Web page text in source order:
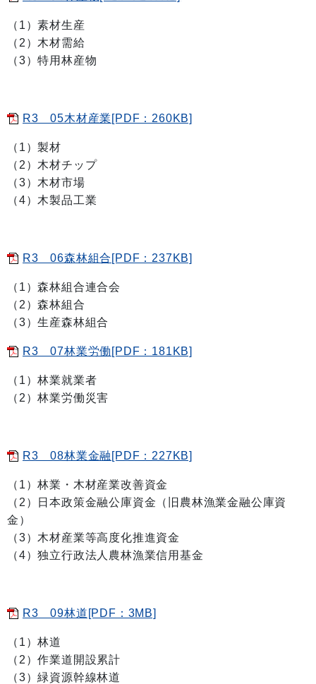
（1）素材生産
（2）木材需給
（3）特用林産物
R3 05木材産業[PDF：260KB]
（1）製材
（2）木材チップ
（3）木材市場
（4）木製品工業
R3 06森林組合[PDF：237KB]
（1）森林組合連合会
（2）森林組合
（3）生産森林組合
R3 07林業労働[PDF：181KB]
（1）林業就業者
（2）林業労働災害
R3 08林業金融[PDF：227KB]
（1）林業・木材産業改善資金
（2）日本政策金融公庫資金（旧農林漁業金融公庫資
金）
（3）木材産業等高度化推進資金
（4）独立行政法人農林漁業信用基金
R3 09林道[PDF：3MB]
（1）林道
（2）作業道開設累計
（3）緑資源幹線林道